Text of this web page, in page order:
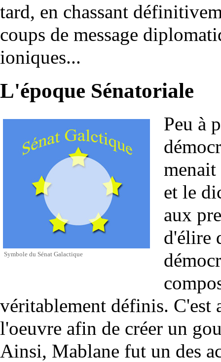
tard, en chassant
coups de message
ioniques...
L'époque Sénatoriale
Symbole du Sénat Galactique
Peu à
menait
et le
aux
d'élire
véritablement définis. C'est
l'oeuvre afin de créer un
Ainsi, Mablane fut un des